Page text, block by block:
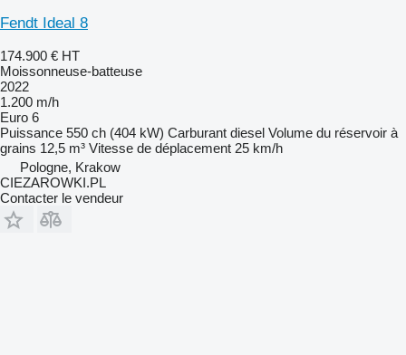
Fendt Ideal 8
174.900 € HT
Moissonneuse-batteuse
2022
1.200 m/h
Euro 6
Puissance 550 ch (404 kW) Carburant diesel Volume du réservoir à
grains 12,5 m³ Vitesse de déplacement 25 km/h
Pologne, Krakow
CIEZAROWKI.PL
Contacter le vendeur